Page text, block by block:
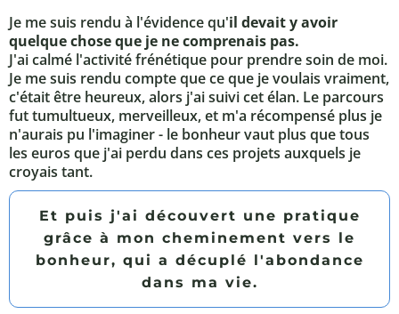
Je me suis rendu à l'évidence qu'il devait y avoir
quelque chose que je ne comprenais pas.
J'ai calmé l'activité frénétique pour prendre soin de moi.
Je me suis rendu compte que ce que je voulais vraiment,
c'était être heureux, alors j'ai suivi cet élan. Le parcours
fut tumultueux, merveilleux, et m'a récompensé plus je
n'aurais pu l'imaginer - le bonheur vaut plus que tous
les euros que j'ai perdu dans ces projets auxquels je
croyais tant.
Et puis j'ai découvert une pratique
grâce à mon cheminement vers le
bonheur, qui a décuplé l'abondance
dans ma vie.